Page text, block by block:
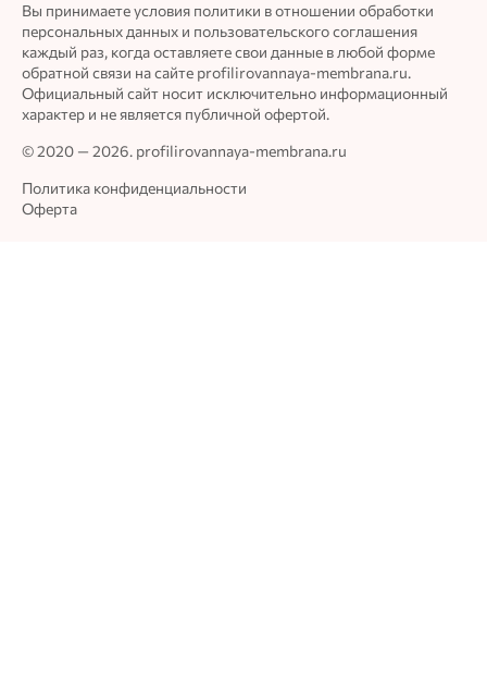
Вы принимаете условия политики в отношении обработки
персональных данных и пользовательского соглашения
каждый раз, когда оставляете свои данные в любой форме
обратной связи на сайте profilirovannaya-membrana.ru.
Официальный сайт носит исключительно информационный
характер и не является публичной офертой.
© 2020 — 2026. profilirovannaya-membrana.ru
Политика конфиденциальности
Оферта